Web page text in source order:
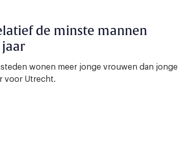
de minste mannen
jaar
wonen meer jonge vrouwen dan jonge
voor Utrecht.